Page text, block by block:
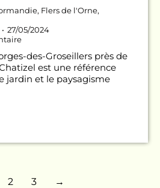
, Flers de l'Orne,
27/05/2024
des-Groseillers près de
est une référence
jardin et le paysagisme
2 3 →